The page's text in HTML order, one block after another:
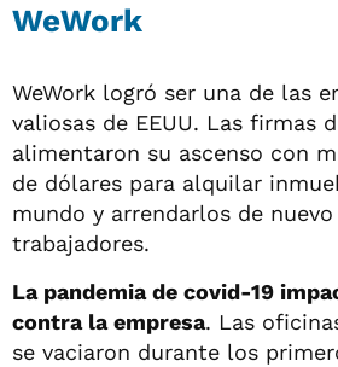
WeWork
WeWork logró ser una de las
valiosas de EEUU. Las firmas
alimentaron su ascenso con
de dólares para alquilar
mundo y arrendarlos de
trabajadores.
La pandemia de covid-19
contra la empresa. Las
se vaciaron durante los